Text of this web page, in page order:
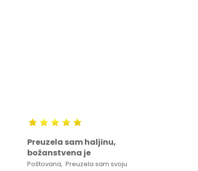
Preuzela sam haljinu,
božanstvena je
Poštovana, Preuzela sam svoju